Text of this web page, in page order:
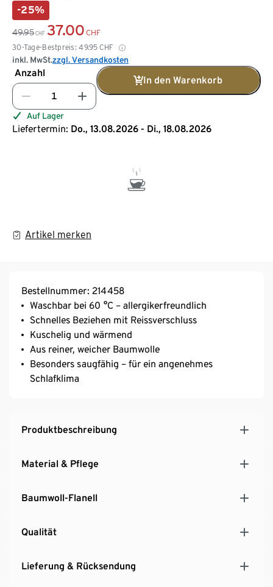
-25%
49.95 CHF 37.00 CHF
30-Tage-Bestpreis: 49.95 CHF
inkl. MwSt.zzgl. Versandkosten
Anzahl
In den Warenkorb
Auf Lager
Liefertermin: Do., 13.08.2026 - Di., 18.08.2026
Artikel merken
Bestellnummer: 214458
Waschbar bei 60 °C – allergikerfreundlich
Schnelles Beziehen mit Reissverschluss
Kuschelig und wärmend
Aus reiner, weicher Baumwolle
Besonders saugfähig – für ein angenehmes
Schlafklima
Produktbeschreibung
Material & Pflege
Baumwoll-Flanell
Qualität
Lieferung & Rücksendung